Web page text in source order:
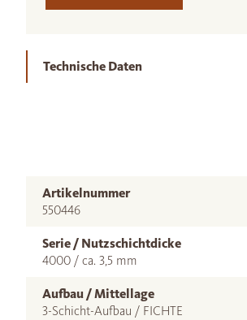
Technische Daten
Artikelnummer
550446
Serie / Nutzschichtdicke
4000 / ca. 3,5 mm
Aufbau / Mittellage
3-Schicht-Aufbau / FICHTE